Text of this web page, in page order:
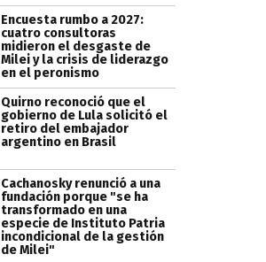
Encuesta rumbo a 2027:
cuatro consultoras
midieron el desgaste de
Milei y la crisis de liderazgo
en el peronismo
Quirno reconoció que el
gobierno de Lula solicitó el
retiro del embajador
argentino en Brasil
Cachanosky renunció a una
fundación porque "se ha
transformado en una
especie de Instituto Patria
incondicional de la gestión
de Milei"